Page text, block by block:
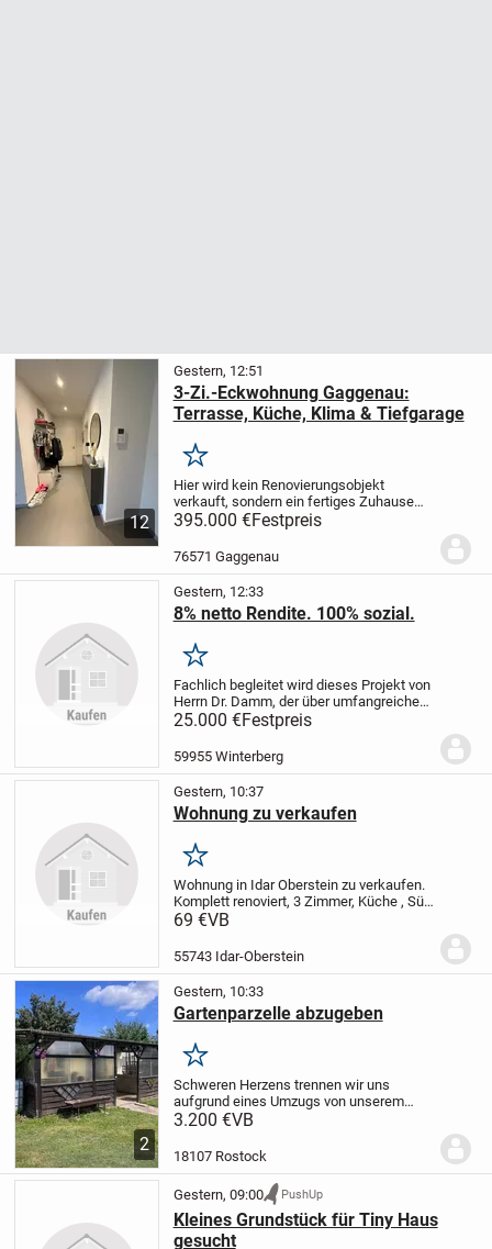
12
Gestern, 12:51
3-Zi.-Eckwohnung Gaggenau:
Terrasse, Küche, Klima & Tiefgarage
Merken
Hier wird kein Renovierungsobjekt
verkauft, sondern ein fertiges Zuhause
zum Einziehen.Die moderne 3-Zimmer-
Eckwohnung mit 89 m² Wohnfläche liegt
im Erdgeschoss eines gepflegten
Mehrfamilienhauses....
395.000 €Festpreis
76571 Gaggenau
Gestern, 12:33
8% netto Rendite. 100% sozial.
Merken
Fachlich begleitet wird dieses Projekt von
Herrn Dr. Damm, der über umfangreiche
internationale Erfahrung als
Projektmanager in der
Gesundheitsbranche sowie in der
Vermittlung von Fachkräften...
25.000 €Festpreis
59955 Winterberg
Gestern, 10:37
Wohnung zu verkaufen
Merken
Wohnung in Idar Oberstein zu verkaufen.
Komplett renoviert, 3 Zimmer, Küche , Süd
Balkon, Bad, sehr gute Bus Verbindung,
Eigentümer zu verkaufen.
69 €VB
55743 Idar-Oberstein
2
Gestern, 10:33
Gartenparzelle abzugeben
Merken
Schweren Herzens trennen wir uns
aufgrund eines Umzugs von unserem
geliebten Garten, der uns viele schöne
uns, dass dieses kleine Stück Grün
3.200 €VB
18107 Rostock
Gestern, 09:00 PushUp
Kleines Grundstück für Tiny Haus
gesucht